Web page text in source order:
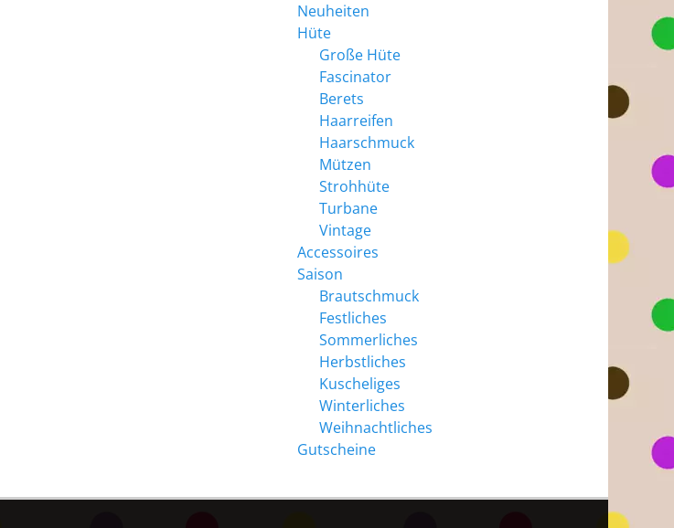
Neuheiten
Hüte
Große Hüte
Fascinator
Berets
Haarreifen
Haarschmuck
Mützen
Strohhüte
Turbane
Vintage
Accessoires
Saison
Brautschmuck
Festliches
Sommerliches
Herbstliches
Kuscheliges
Winterliches
Weihnachtliches
Gutscheine